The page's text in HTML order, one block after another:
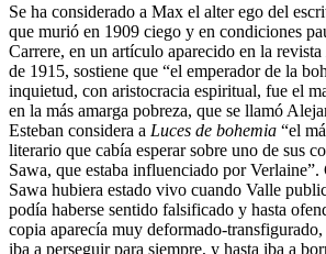
Se ha considerado a Max el alter ego del
que murió en 1909 ciego y en condiciones
Carrere, en un artículo aparecido en la revista
de 1915, sostiene que “el emperador de la
inquietud, con aristocracia espiritual, fue el
en la más amarga pobreza, que se llamó
Esteban considera a Luces de bohemia “el
literario que cabía esperar sobre uno de sus
Sawa, que estaba influenciado por Verlaine”.
Sawa hubiera estado vivo cuando Valle
podía haberse sentido falsificado y hasta
copia aparecía muy deformado-
iba a perseguir para siempre, y hasta iba a